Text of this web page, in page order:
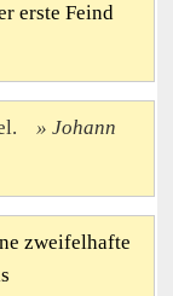
erste Feind
Johann
zweifelhafte